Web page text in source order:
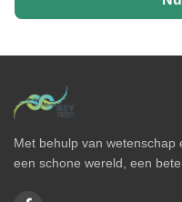
Met behulp van
een schone wereld, een